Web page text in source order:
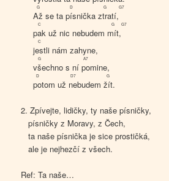
Až
G
se tapís
D
ničkaztra
G
tí,
G7
pak
C
už nic nebudem mít
G
,
G7
jest
C
li nám zahyne,
vše
G
chno s nípo
A7
mine,
po
D
tom už ne
D7
budemžít
G
.
2. Zpívejte, lidičky, ty naše písničky,
písničky z Moravy, z Čech,
ta naše písnička je sice prostičká,
ale je nejhezčí z všech.
Ref: Ta naše…